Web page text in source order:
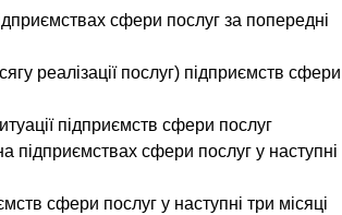
сфери послуг за попередні
реалізації послуг) підприємств сфери
підприємств сфери послуг
підприємствах сфери послуг у наступні
сфери послуг у наступні три місяці